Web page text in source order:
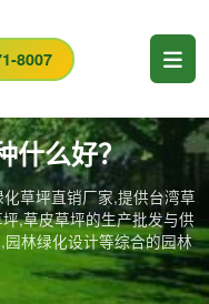
8007
什么好？
草坪直销厂家,提供台湾草
,草皮草坪的生产批发与供
林绿化设计等综合的园林